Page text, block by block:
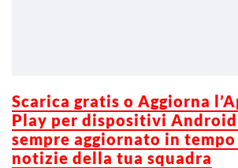
Scarica gratis o Aggiorna
Play per dispositivi Android
sempre aggiornato in
notizie della tua squadra